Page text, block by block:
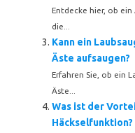
Entdecke hier, ob
die...
Kann ein
Äste aufsaugen?
Erfahren Sie, ob ein
Äste...
Was ist der
Häckselfunktion?